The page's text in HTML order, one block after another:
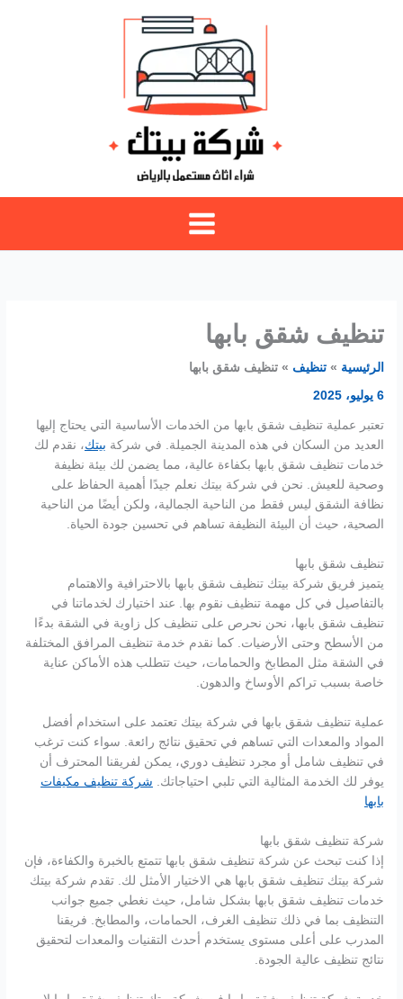
تنظيف شقق بابها
الرئيسية تنظيف تنظيف شقق بابها
6 يوليو، 2025
تعتبر عملية تنظيف شقق بابها من الخدمات الأساسية التي يحتاج إليها
العديد من السكان في هذه المدينة الجميلة. في شركة بيتك، نقدم لك
خدمات تنظيف شقق بابها بكفاءة عالية، مما يضمن لك بيئة نظيفة
وصحية للعيش. نحن في شركة بيتك نعلم جيدًا أهمية الحفاظ على
نظافة الشقق ليس فقط من الناحية الجمالية، ولكن أيضًا من الناحية
الصحية، حيث أن البيئة النظيفة تساهم في تحسين جودة الحياة.
تنظيف شقق بابها
يتميز فريق شركة بيتك تنظيف شقق بابها بالاحترافية والاهتمام
بالتفاصيل في كل مهمة تنظيف نقوم بها. عند اختيارك لخدماتنا في
تنظيف شقق بابها، نحن نحرص على تنظيف كل زاوية في الشقة بدءًا
من الأسطح وحتى الأرضيات. كما نقدم خدمة تنظيف المرافق المختلفة
في الشقة مثل المطابخ والحمامات، حيث تتطلب هذه الأماكن عناية
خاصة بسبب تراكم الأوساخ والدهون.
عملية تنظيف شقق بابها في شركة بيتك تعتمد على استخدام أفضل
المواد والمعدات التي تساهم في تحقيق نتائج رائعة. سواء كنت ترغب
في تنظيف شامل أو مجرد تنظيف دوري، يمكن لفريقنا المحترف أن
يوفر لك الخدمة المثالية التي تلبي احتياجاتك. شركة تنظيف مكيفات
بابها
شركة تنظيف شقق بابها
إذا كنت تبحث عن شركة تنظيف شقق بابها تتمتع بالخبرة والكفاءة، فإن
شركة بيتك تنظيف شقق بابها هي الاختيار الأمثل لك. تقدم شركة بيتك
خدمات تنظيف شقق بابها بشكل شامل، حيث نغطي جميع جوانب
التنظيف بما في ذلك تنظيف الغرف، الحمامات، والمطابخ. فريقنا
المدرب على أعلى مستوى يستخدم أحدث التقنيات والمعدات لتحقيق
نتائج تنظيف عالية الجودة.